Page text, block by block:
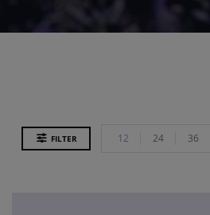
FILTER 12 24 36